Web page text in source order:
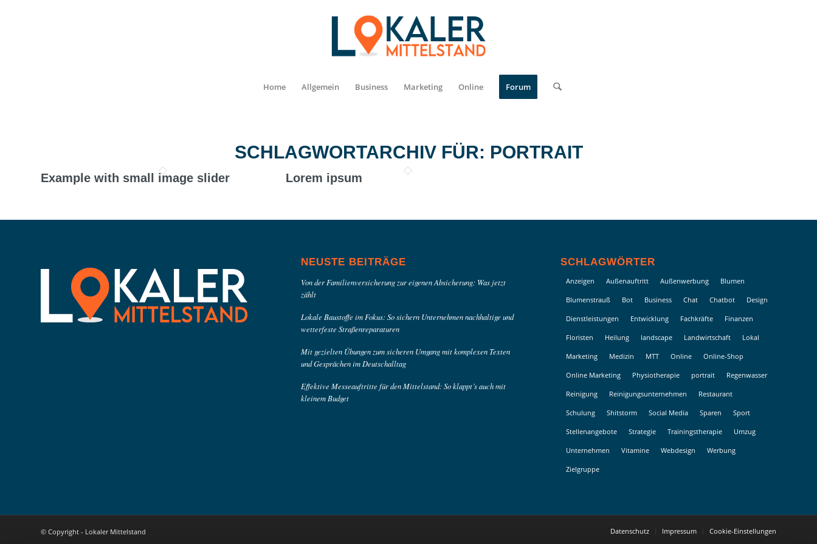
Home Allgemein Business Marketing Online Forum
SCHLAGWORTARCHIV FÜR: PORTRAIT
Example with small image slider Lorem ipsum
NEUSTE BEITRÄGE
Von der Familienversicherung zur eigenen Absicherung: Was jetzt
zählt
Lokale Baustoffe im Fokus: So sichern Unternehmen nachhaltige und
wetterfeste Straßenreparaturen
Mit gezielten Übungen zum sicheren Umgang mit komplexen Texten
und Gesprächen im Deutschalltag
Effektive Messeauftritte für den Mittelstand: So klappt’s auch mit
kleinem Budget
SCHLAGWÖRTER
Anzeigen Außenauftritt Außenwerbung Blumen
Blumenstrauß Bot Business Chat Chatbot Design
Dienstleistungen Entwicklung Fachkräfte Finanzen
Floristen Heilung landscape Landwirtschaft Lokal
Marketing Medizin MTT Online Online-Shop
Online Marketing Physiotherapie portrait Regenwasser
Reinigung Reinigungsunternehmen Restaurant
Schulung Shitstorm Social Media Sparen Sport
Stellenangebote Strategie Trainingstherapie Umzug
Unternehmen Vitamine Webdesign Werbung
Zielgruppe
© Copyright - Lokaler Mittelstand Datenschutz Impressum Cookie-Einstellungen